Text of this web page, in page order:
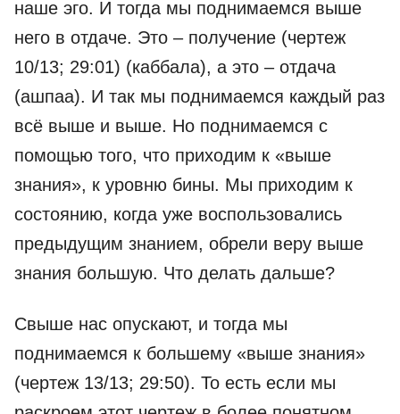
наше эго. И тогда мы поднимаемся выше
него в отдаче. Это – получение (чертеж
10/13; 29:01) (каббала), а это – отдача
(ашпаа). И так мы поднимаемся каждый раз
всё выше и выше. Но поднимаемся с
помощью того, что приходим к «выше
знания», к уровню бины. Мы приходим к
состоянию, когда уже воспользовались
предыдущим знанием, обрели веру выше
знания большую. Что делать дальше?
Свыше нас опускают, и тогда мы
поднимаемся к большему «выше знания»
(чертеж 13/13; 29:50). То есть если мы